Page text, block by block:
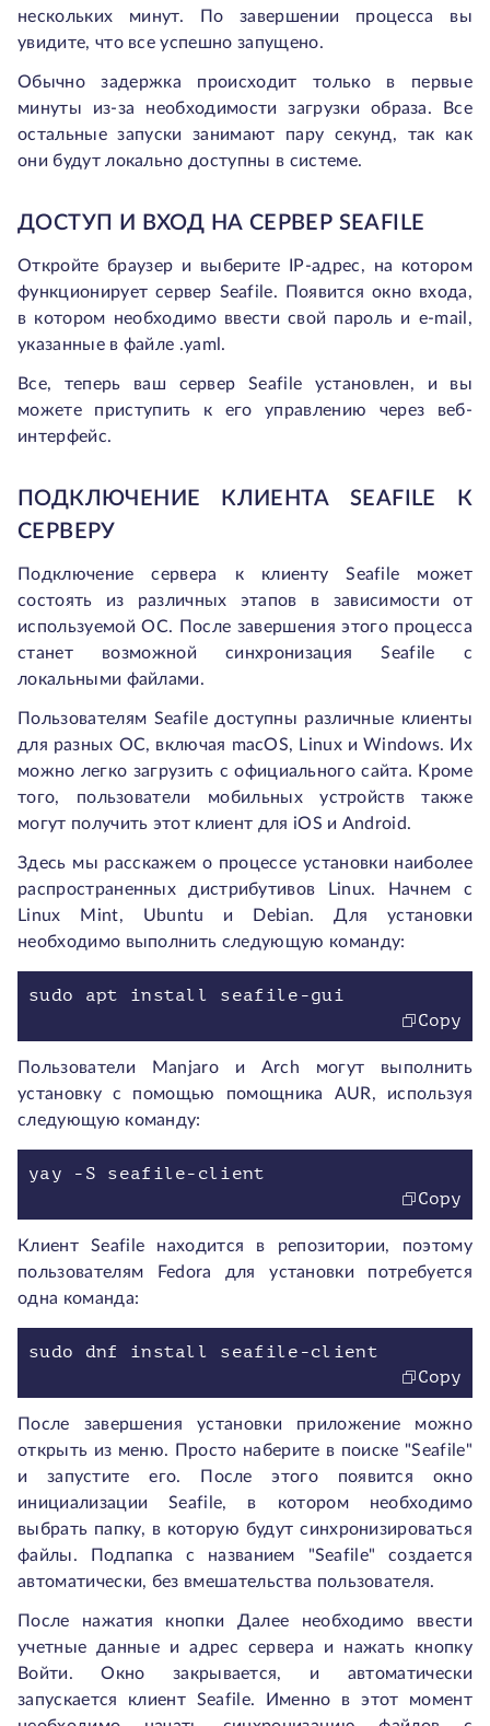
нескольких минут. По завершении процесса вы
увидите, что все успешно запущено.
Обычно задержка происходит только в первые
минуты из-за необходимости загрузки образа. Все
остальные запуски занимают пару секунд, так как
они будут локально доступны в системе.
ДОСТУП И ВХОД НА СЕРВЕР SEAFILE
Откройте браузер и выберите IP-адрес, на котором
функционирует сервер Seafile. Появится окно входа,
в котором необходимо ввести свой пароль и e-mail,
указанные в файле .yaml.
Все, теперь ваш сервер Seafile установлен, и вы
можете приступить к его управлению через веб-
интерфейс.
ПОДКЛЮЧЕНИЕ КЛИЕНТА SEAFILE К
СЕРВЕРУ
Подключение сервера к клиенту Seafile может
состоять из различных этапов в зависимости от
используемой ОС. После завершения этого процесса
станет возможной синхронизация Seafile с
локальными файлами.
Пользователям Seafile доступны различные клиенты
для разных ОС, включая macOS, Linux и Windows. Их
можно легко загрузить с официального сайта. Кроме
того, пользователи мобильных устройств также
могут получить этот клиент для iOS и Android.
Здесь мы расскажем о процессе установки наиболее
распространенных дистрибутивов Linux. Начнем с
Linux Mint, Ubuntu и Debian. Для установки
необходимо выполнить следующую команду:
sudo apt install seafile-gui
Copy
Пользователи Manjaro и Arch могут выполнить
установку с помощью помощника AUR, используя
следующую команду:
yay -S seafile-client
Copy
Клиент Seafile находится в репозитории, поэтому
пользователям Fedora для установки потребуется
одна команда:
sudo dnf install seafile-client
Copy
После завершения установки приложение можно
открыть из меню. Просто наберите в поиске "Seafile"
и запустите его. После этого появится окно
инициализации Seafile, в котором необходимо
выбрать папку, в которую будут синхронизироваться
файлы. Подпапка с названием "Seafile" создается
автоматически, без вмешательства пользователя.
После нажатия кнопки Далее необходимо ввести
учетные данные и адрес сервера и нажать кнопку
Войти. Окно закрывается, и автоматически
запускается клиент Seafile. Именно в этот момент